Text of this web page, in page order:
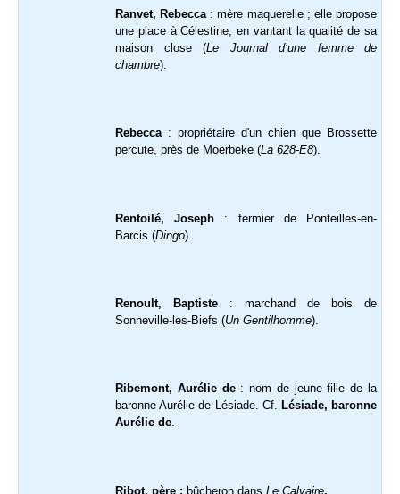
Ranvet, Rebecca : mère maquerelle ; elle propose
une place à Célestine, en vantant la qualité de sa
maison close (Le Journal d’une femme de
chambre).
Rebecca : propriétaire d'un chien que Brossette
percute, près de Moerbeke (La 628-E8).
Rentoilé, Joseph : fermier de Ponteilles-en-
Barcis (Dingo).
Renoult, Baptiste : marchand de bois de
Sonneville-les-Biefs (Un Gentilhomme).
Ribemont, Aurélie de : nom de jeune fille de la
baronne Aurélie de Lésiade. Cf. Lésiade, baronne
Aurélie de.
Ribot, père : bûcheron dans Le Calvaire.